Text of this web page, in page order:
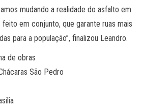
mudando a realidade do asfalto em
feito em conjunto, que garante ruas mais
para a população”, finalizou Leandro.
de obras
São Pedro